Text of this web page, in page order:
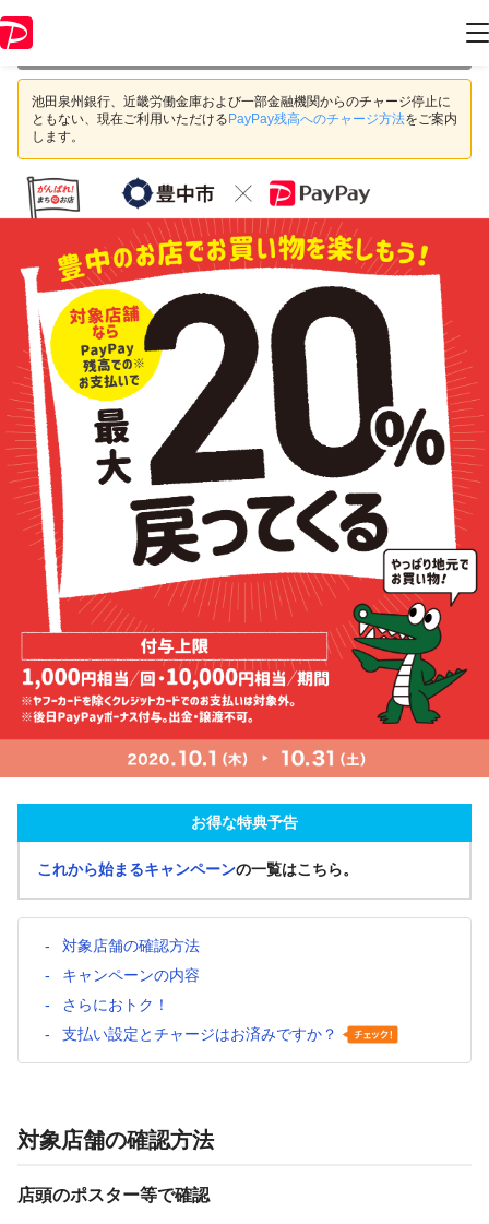
の情報はキャンペーン終了時点のものになります。
池田泉州銀行、近畿労働金庫および一部金融機関からのチャージ停止に
ともない、現在ご利用いただける PayPay残高へのチャージ方法をご案内
します。
お得な特典予告
これから始まるキャンペーンの一覧はこちら。
対象店舗の確認方法
キャンペーンの内容
さらにおトク！
支払い設定とチャージはお済みですか？
対象店舗の確認方法
店頭のポスター等で確認